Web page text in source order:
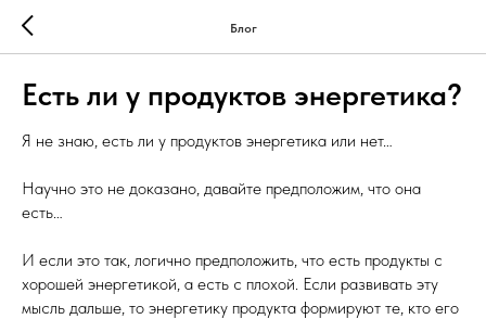
Блог
Есть ли у продуктов энергетика?
Я не знаю, есть ли у продуктов энергетика или нет…
Научно это не доказано, давайте предположим, что она
есть…
И если это так, логично предположить, что есть продукты с
хорошей энергетикой, а есть с плохой. Если развивать эту
мысль дальше, то энергетику продукта формируют те, кто его